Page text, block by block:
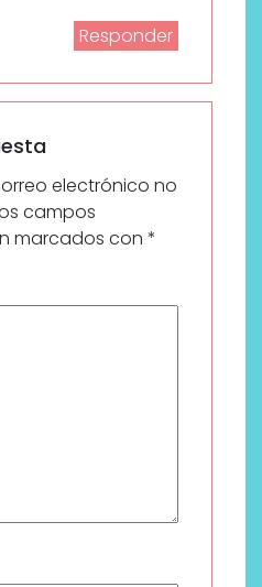
Responder
electrónico no
campos
marcados con *